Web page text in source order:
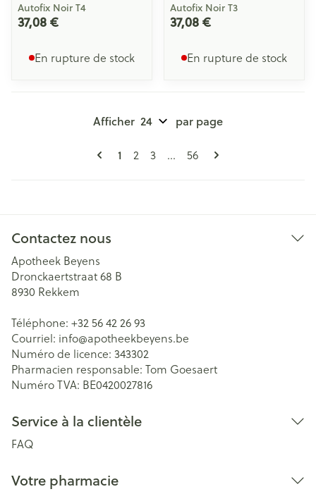
Autofix Noir T4
37,08 €
En rupture de stock
Autofix Noir T3
37,08 €
En rupture de stock
Pages
Vous lisez actuellement la page
1 Page
2 Page
3 ... Page
56
Afficher par page
Contactez nous
Apotheek Beyens
Dronckaertstraat 68 B
8930 Rekkem
Téléphone: +32 56 42 26 93
Courriel: info@apotheekbeyens.be
Numéro de licence: 343302
Pharmacien responsable: Tom Goesaert
Numéro TVA: BE0420027816
Service à la clientèle
FAQ
Votre pharmacie